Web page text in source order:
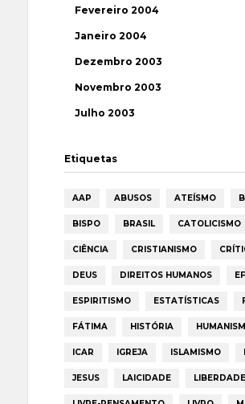
Fevereiro 2004
Janeiro 2004
Dezembro 2003
Novembro 2003
Julho 2003
Etiquetas
AAP ABUSOS ATEÍSMO
BISPO BRASIL CATOLICISMO
CIÊNCIA CRISTIANISMO
DEUS DIREITOS HUMANOS
ESPIRITISMO ESTATÍSTICAS
FÁTIMA HISTÓRIA
ICAR IGREJA ISLAMISMO
JESUS LAICIDADE LIBERDADE